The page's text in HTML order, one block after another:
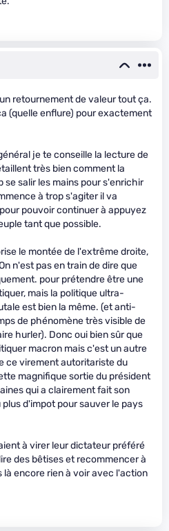
retournement de valeur tout ça.
(quelle enflure) pour exactement
je te conseille la lecture de
très bien comment la
se salir les mains pour s'enrichir
à trop s'agiter il va
pouvoir continuer à appuyez
tant que possible.
le montée de l'extrême droite,
n'est pas en train de dire que
pour prétendre être une
mais la politique ultra-
est bien la même. (et anti-
de phénomène très visible de
hurler). Donc oui bien sûr que
macron mais c'est un autre
ce virement autoritariste du
magnifique sortie du président
qui a clairement fait son
d'impot pour sauver le pays
à virer leur dictateur préféré
des bêtises et recommencer à
là encore rien à voir avec l'action